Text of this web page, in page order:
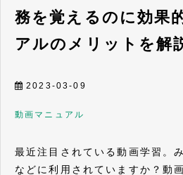
務を覚えるのに効果
アルのメリットを解
2023-03-09
動画 マニュアル
最近注目されている動画学習。
などに利用されていますか？動